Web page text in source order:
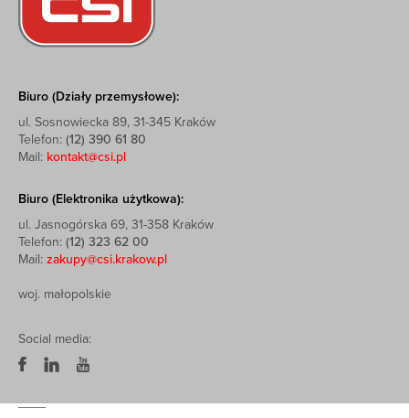
Biuro (Działy przemysłowe):
ul. Sosnowiecka 89, 31-345 Kraków
Telefon: (12) 390 61 80
Mail: kontakt@csi.pl
Biuro (Elektronika użytkowa):
ul. Jasnogórska 69, 31-358 Kraków
Telefon: (12) 323 62 00
Mail: zakupy@csi.krakow.pl
woj. małopolskie
Social media: